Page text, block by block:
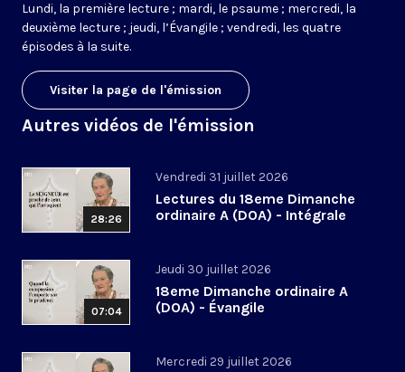
Lundi, la première lecture ; mardi, le psaume ; mercredi, la
deuxième lecture ; jeudi, l’Évangile ; vendredi, les quatre
épisodes à la suite.
Visiter la page de l'émission
Autres vidéos de l'émission
28:26
Vendredi 31 juillet 2026
Lectures du 18eme Dimanche
ordinaire A (DOA) - Intégrale
07:04
Jeudi 30 juillet 2026
18eme Dimanche ordinaire A
(DOA) - Évangile
Mercredi 29 juillet 2026